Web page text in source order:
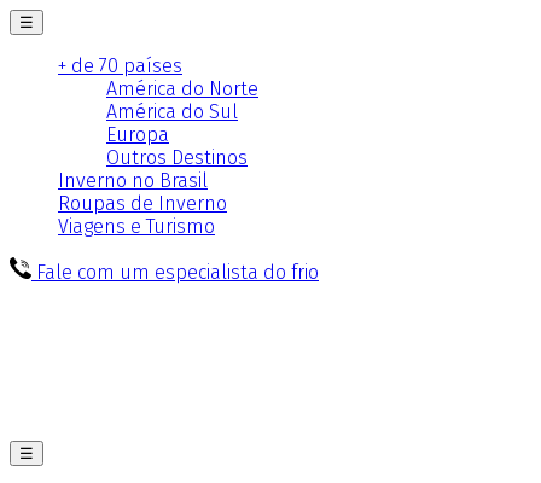
☰
+ de 70 países
América do Norte
América do Sul
Europa
Outros Destinos
Inverno no Brasil
Roupas de Inverno
Viagens e Turismo
Fale com um especialista do frio
☰